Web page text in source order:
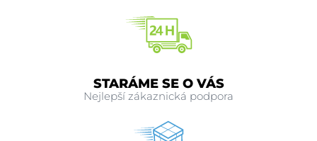
STARÁME SE O VÁS
Nejlepší zákaznická podpora